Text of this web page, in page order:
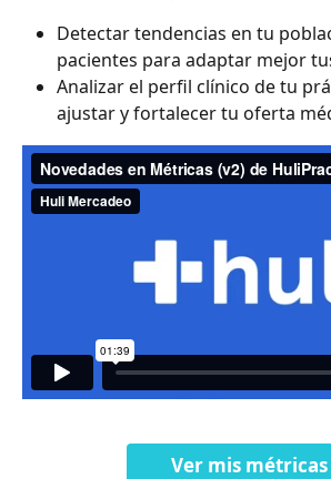
Detectar tendencias en tu
pacientes para adaptar mejor
Analizar el perfil clínico de tu
ajustar y fortalecer tu oferta
Ver mis métricas